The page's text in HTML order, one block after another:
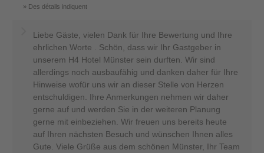
Des détails indiquent
Liebe Gäste, vielen Dank für Ihre Bewertung und Ihre
ehrlichen Worte . Schön, dass wir Ihr Gastgeber in
unserem H4 Hotel Münster sein durften. Wir sind
allerdings noch ausbaufähig und danken daher für Ihre
Hinweise wofür uns wir an dieser Stelle von Herzen
entschuldigen. Ihre Anmerkungen nehmen wir daher
gerne auf und werden Sie in der weiteren Planung
gerne mit einbeziehen. Wir freuen uns bereits heute
auf Ihren nächsten Besuch und wünschen Ihnen alles
Gute. Viele Grüße aus dem schönen Münster, Ihr Team